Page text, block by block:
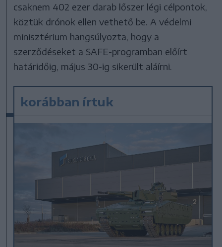
csaknem 402 ezer darab lőszer légi célpontok,
köztük drónok ellen vethető be. A védelmi
minisztérium hangsúlyozta, hogy a
szerződéseket a SAFE-programban előírt
határidőig, május 30-ig sikerült aláírni.
korábban írtuk